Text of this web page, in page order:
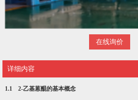
在线询价
详细内容
1.1 2-乙基蒽醌的基本概念